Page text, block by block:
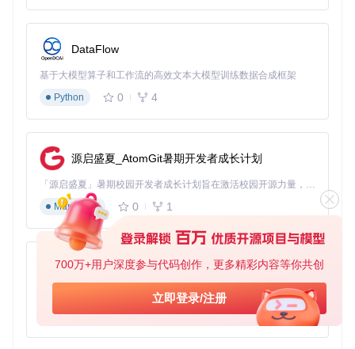
700万+用户深度参与代码创作，更多精彩内容等你共创
立即登录/注册
AmiPfatExtract
# 初始化解析器，指定输入文件和输出目录
extractor = AmiPfatExtract(
    input_object=
    extract_path=
'/path/to/output/directory'
# 检查文件格式是否支持
if extractor.check_format():
# 解析并提取固件组件
    extractor.parse_format()
print( "PFAT固件提取完成"
else:
print("不支持的PFAT格式"
该解析器支持所有AMI PFAT修订版本，能自动处理索引信息
本，满足不同分析需求。
Dell PFS更新提取器：企业级固件的灵活处理
：解析戴尔瘦客户机和服务器的PFS格式固件更新包
DataFlow
基于大模型算子和工作流的高效文本大模型训练数据合成框架
Python
0 4
源启盛夏_AtomGit暑期开发者成长计划
「源启盛夏」暑期校园开发者成长计划旨在激活校园开源力量，通过积分激励、认证扶持、资源倾斜等形式，引导高校组织和开发者完成「入驻 — 建项目 — 做贡献 — 获认证 — 得资源」的完整闭环。无论你是想带领社团入驻平台的组织者，还是希望用代码贡献证明自己的开发者，都能在这里找到属于你的成长路径。
Markdown
0 1
py-xiaozhi
基于Python的Xiaozhi AI，适用于想要完整Xiaozhi体验而无需拥有专用硬件的用户。
Python
0 1